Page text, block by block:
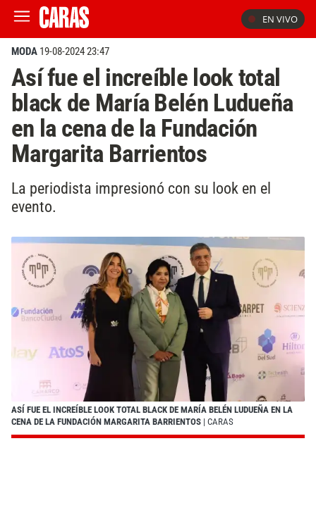
EN VIVO
MODA 19-08-2024 23:47
Así fue el increíble look total
black de María Belén Ludueña
en la cena de la Fundación
Margarita Barrientos
La periodista impresionó con su look en el
evento.
ASÍ FUE EL INCREÍBLE LOOK TOTAL BLACK DE MARÍA BELÉN LUDUEÑA EN LA
CENA DE LA FUNDACIÓN MARGARITA BARRIENTOS | CARAS